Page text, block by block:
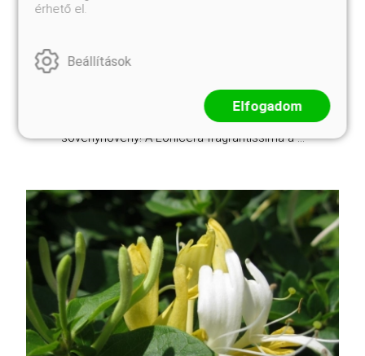
is) amikor a természet még nagyban alszik. Hófehér,
émelyítően illatos virágai tél végén (február elejétől)
nyílnak. Rendkívüli szívóssága miatt is kiváló
sövénynövény! A Lonicera fragrantissima á ...
érhető el.
Beállítások
Elfogadom